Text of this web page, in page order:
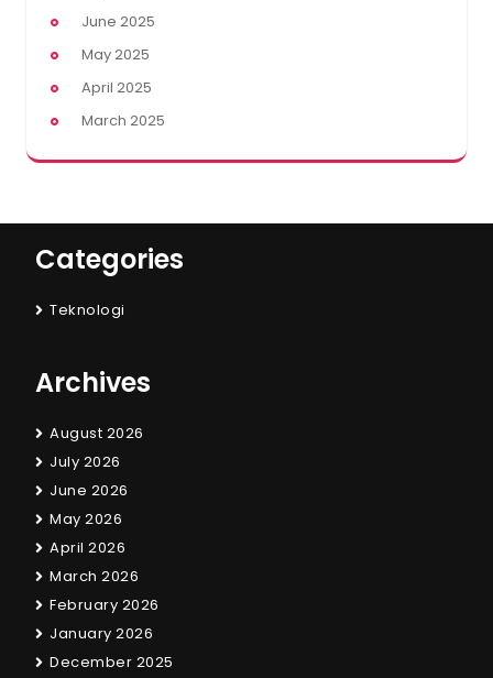
June 2025
May 2025
April 2025
March 2025
Categories
Teknologi
Archives
August 2026
July 2026
June 2026
May 2026
April 2026
March 2026
February 2026
January 2026
December 2025